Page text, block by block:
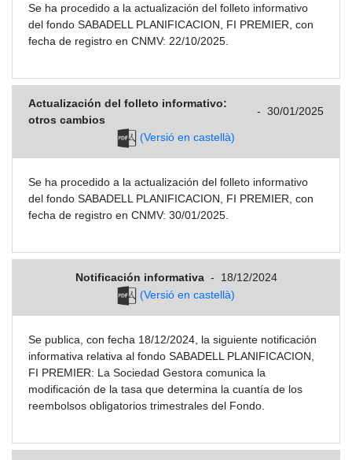
Se ha procedido a la actualización del folleto informativo
del fondo SABADELL PLANIFICACION, FI PREMIER, con
fecha de registro en CNMV: 22/10/2025.
Actualización del folleto informativo:
otros cambios
- 30/01/2025
(Versió en castellà)
Se ha procedido a la actualización del folleto informativo
del fondo SABADELL PLANIFICACION, FI PREMIER, con
fecha de registro en CNMV: 30/01/2025.
Notificación informativa -
18/12/2024
(Versió en castellà)
Se publica, con fecha 18/12/2024, la siguiente notificación
informativa relativa al fondo SABADELL PLANIFICACION,
FI PREMIER: La Sociedad Gestora comunica la
modificación de la tasa que determina la cuantía de los
reembolsos obligatorios trimestrales del Fondo.